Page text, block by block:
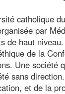
catholique
par
de haut
de la
Une
sans
et de la